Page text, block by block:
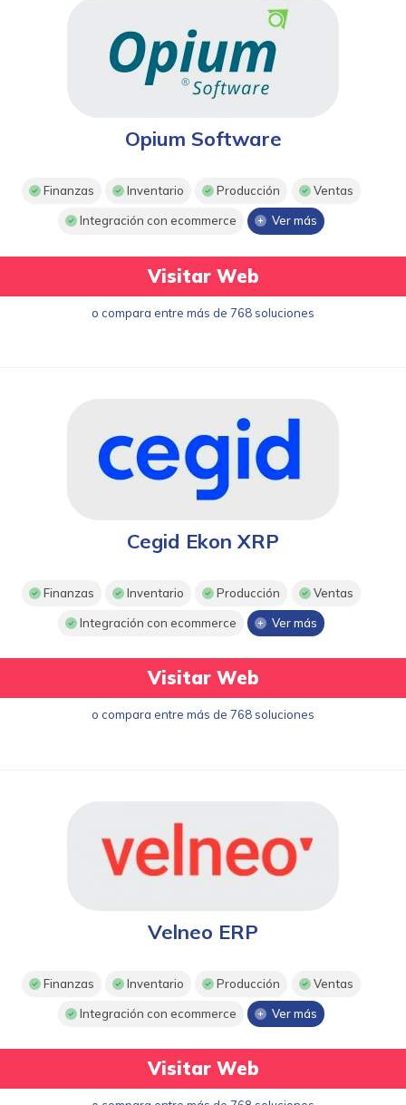
Opium Software
Finanzas Inventario Producción Ventas
Integración con ecommerce Ver más
Visitar Web
o compara entre más de 768 soluciones
Cegid Ekon XRP
Finanzas Inventario Producción Ventas
Integración con ecommerce Ver más
Visitar Web
o compara entre más de 768 soluciones
Velneo ERP
Finanzas Inventario Producción Ventas
Integración con ecommerce Ver más
Visitar Web